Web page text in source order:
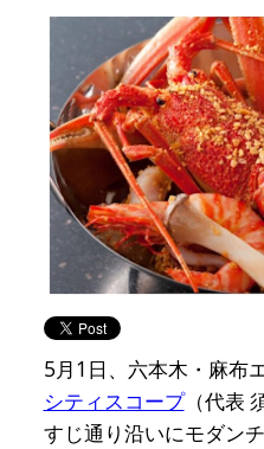
5月1日、六本木・麻布
シティスコープ（代表
すじ通り沿いにモダン